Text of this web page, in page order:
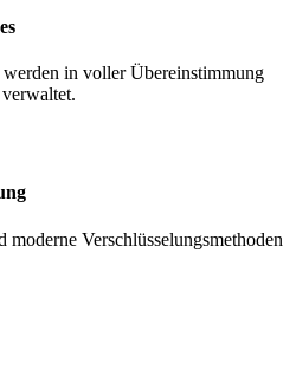
in voller Übereinstimmung
Verschlüsselungsmethoden